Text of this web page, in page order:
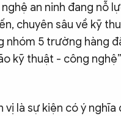
an ninh đang nỗ
chuyên sâu về kỹ
nhóm 5 trường hàng
kỹ thuật - công
là sự kiện có ý nghĩa